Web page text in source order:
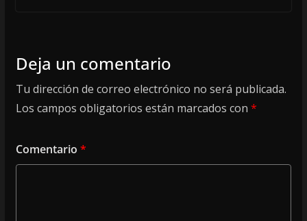
Deja un comentario
Tu dirección de correo electrónico no será publicada.
Los campos obligatorios están marcados con *
Comentario *